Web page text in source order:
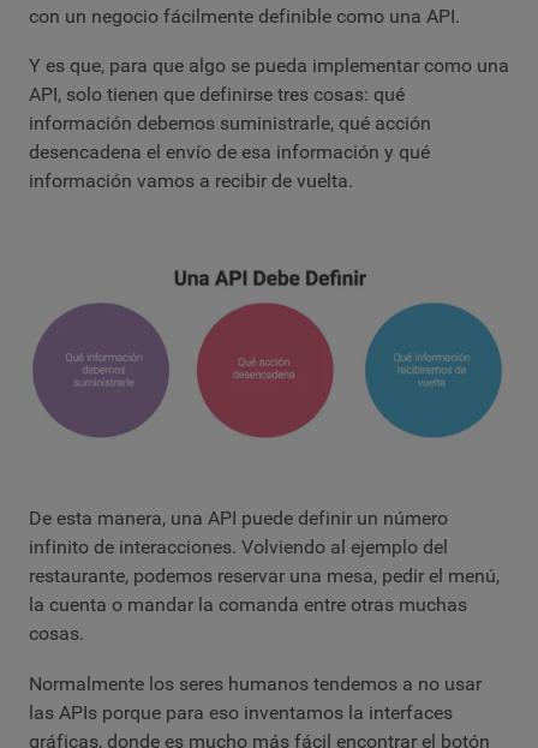
con un negocio fácilmente definible como una API.
Y es que, para que algo se pueda implementar como una
API, solo tienen que definirse tres cosas: qué
información debemos suministrarle, qué acción
desencadena el envío de esa información y qué
información vamos a recibir de vuelta.
De esta manera, una API puede definir un número
infinito de interacciones. Volviendo al ejemplo del
restaurante, podemos reservar una mesa, pedir el menú,
la cuenta o mandar la comanda entre otras muchas
cosas.
Normalmente los seres humanos tendemos a no usar
las APIs porque para eso inventamos la interfaces
gráficas, donde es mucho más fácil encontrar el botón